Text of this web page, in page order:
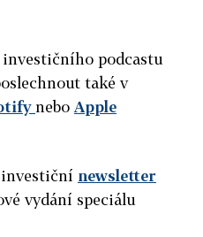
podcastu
také v
nebo Apple
investiční newsletter
vydání speciálu